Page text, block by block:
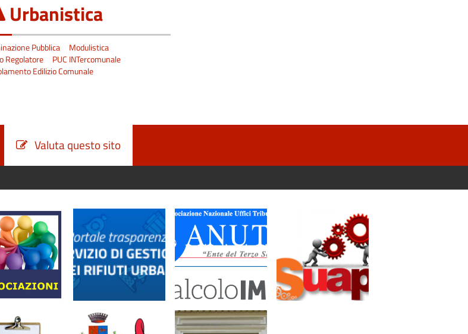
Urbanistica
Pubblica
Modulistica
Regolatore
PUC INTercomunale
Edilizio Comunale
Valuta questo sito